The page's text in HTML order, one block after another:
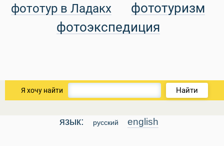
фототур в Ладакх
фототуризм
фотоэкспедиция
Я хочу найти Найти
язык: русский english